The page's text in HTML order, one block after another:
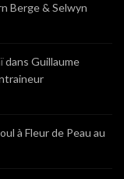
Berge & Selwyn
dans Guillaume
à Fleur de Peau au